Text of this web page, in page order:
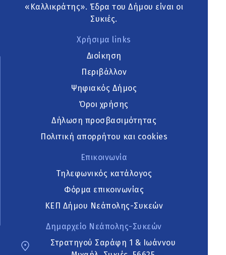
«Καλλικράτης». Έδρα του Δήμου είναι οι
Συκιές.
Χρήσιμα links
Διοίκηση
Περιβάλλον
Ψηφιακός Δήμος
Όροι χρήσης
Δήλωση προσβασιμότητας
Πολιτική απορρήτου και cookies
Επικοινωνία
Τηλεφωνικός κατάλογος
Φόρμα επικοινωνίας
ΚΕΠ Δήμου Νεάπολης-Συκεών
Δημαρχείο Νεάπολης-Συκεών
Στρατηγού Σαράφη 1 & Ιωάννου